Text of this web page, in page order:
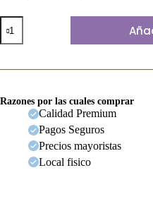
POLVO
SUELTO
SAGUI
Razones por las cuales comprar
Calidad Premium
Pagos Seguros
Precios mayoristas
Local fisico